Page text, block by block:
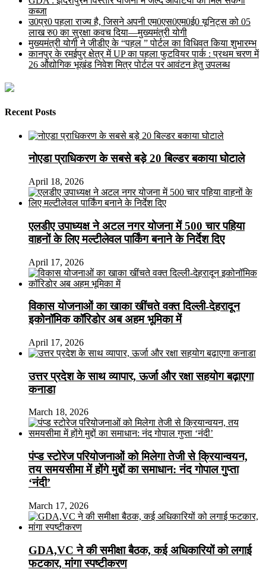
कब्जा
उ0प्र0 पहला राज्य है, जिसने अपनी एम0एस0एम0ई0 यूनिट्स को 05
लाख रु0 का सुरक्षा कवच दिया—मुख्यमंत्री योगी
मुख्यमंत्री योगी ने जीडीए के “पहल ” पोर्टल का विधिवत किया शुभारम्भ
कानपुर के रमईपुर क्षेत्र में UP का पहला फुटवियर पार्क : प्रथम चरण में
26 औद्योगिक भूखंड निवेश मित्र पोर्टल पर आवंटन हेतु उपलब्ध
Recent Posts
नोएडा प्राधिकरण के सबसे बड़े 20 बिल्डर बकाया घोटाले
April 18, 2026
एलडीए उपाध्यक्ष ने अटल नगर योजना में 500 चार पहिया
वाहनों के लिए मल्टीलेवल पार्किंग बनाने के निर्देश दिए
April 17, 2026
विकास योजनाओं का खाका खींचते वक्त दिल्ली-देहरादून
इकोनॉमिक कॉरिडोर अब अहम भूमिका में
April 17, 2026
उत्तर प्रदेश के साथ व्यापार, ऊर्जा और रक्षा सहयोग बढ़ाएगा
कनाडा
March 18, 2026
पंप्ड स्टोरेज परियोजनाओं को मिलेगा तेजी से क्रियान्वयन,
तय समयसीमा में होंगे मुद्दों का समाधान: नंद गोपाल गुप्ता
‘नंदी’
March 17, 2026
GDA,VC ने की समीक्षा बैठक, कई अधिकारियों को लगाई
फटकार, मांगा स्पष्टीकरण